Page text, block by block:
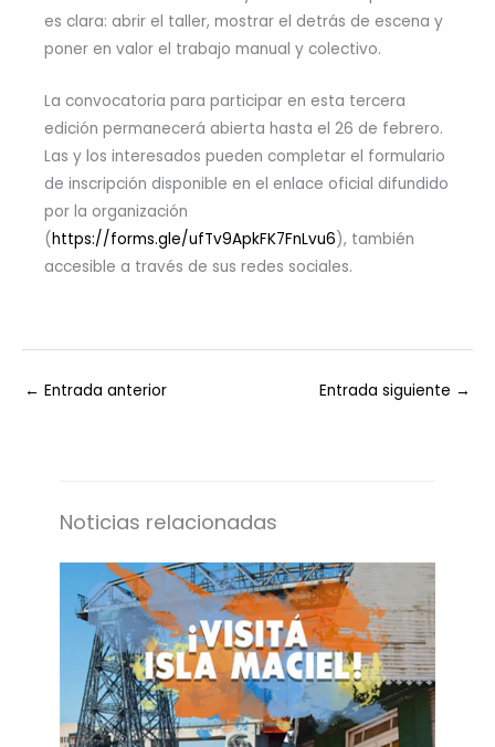
es clara: abrir el taller, mostrar el detrás de escena y
poner en valor el trabajo manual y colectivo.
La convocatoria para participar en esta tercera
edición permanecerá abierta hasta el 26 de febrero.
Las y los interesados pueden completar el formulario
de inscripción disponible en el enlace oficial difundido
por la organización
(https://forms.gle/ufTv9ApkFK7FnLvu6), también
accesible a través de sus redes sociales.
← Entrada anterior Entrada siguiente →
Noticias relacionadas